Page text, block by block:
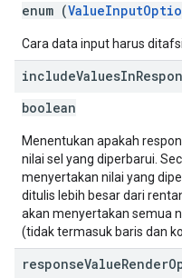
enum (
Cara data input harus
includeValuesIn
boolean
Menentukan apakah
nilai sel yang diperbarui.
menyertakan nilai yang
ditulis lebih besar dari
akan menyertakan semua
(tidak termasuk baris dan
responseValueRender